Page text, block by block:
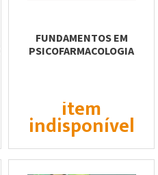
FUNDAMENTOS EM
PSICOFARMACOLOGIA
item
indisponível